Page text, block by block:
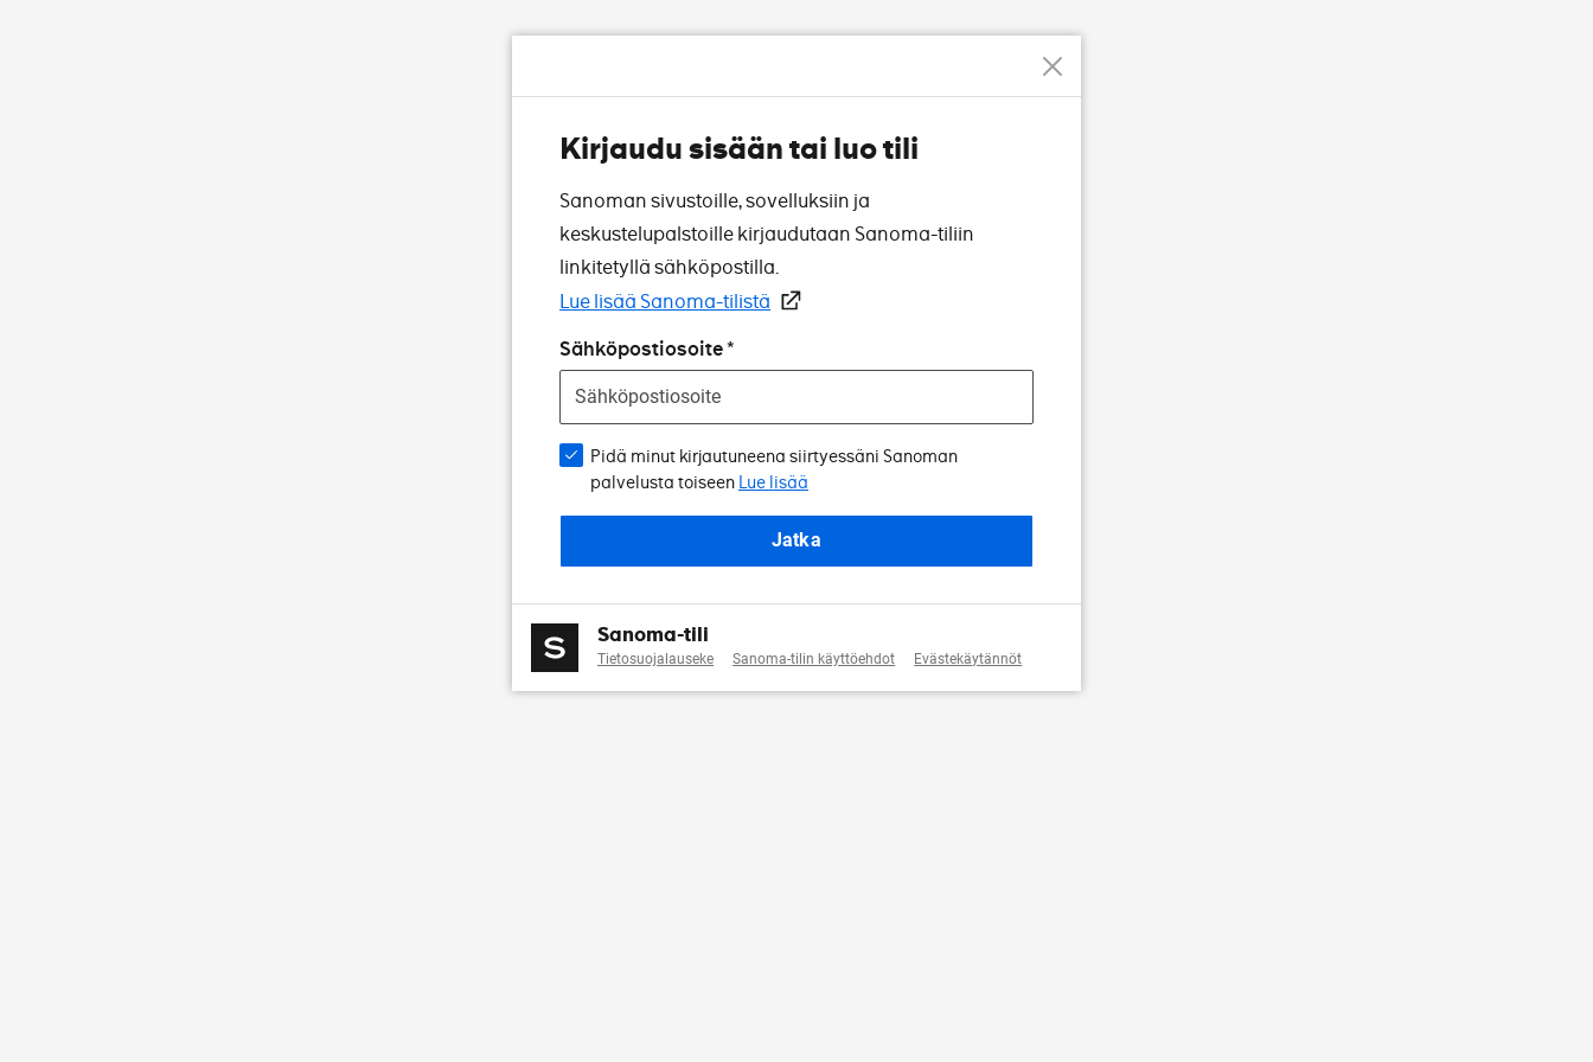
Kirjaudu sisään tai luo tili
Sanoman sivustoille, sovelluksiin ja
keskustelupalstoille kirjaudutaan Sanoma-tiliin
linkitetyllä sähköpostilla.
Lue lisää Sanoma-tilistä
Sähköpostiosoite
Pidä minut kirjautuneena siirtyessäni Sanoman
palvelusta toiseen Lue lisää
Jatka
Sanoma-tili
Tietosuojalauseke Sanoma-tilin käyttöehdot Evästekäytännöt